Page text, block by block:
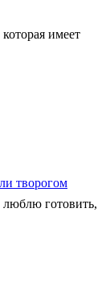
имеет
творогом
готовить,